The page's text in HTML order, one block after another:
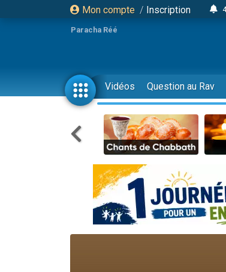
Mon compte / Inscription
Paracha Réé
Vidéos Question au Rav